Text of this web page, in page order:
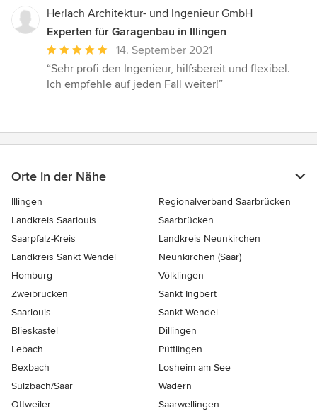
Herlach Architektur- und Ingenieur GmbH
Experten für Garagenbau in Illingen
Durchschnittliche
Bewertung:
5
14. September 2021
“Sehr profi den Ingenieur, hilfsbereit und flexibel.
Ich empfehle auf jeden Fall weiter!”
Orte in der Nähe
Illingen
Regionalverband Saarbrücken
Landkreis Saarlouis
Saarbrücken
Saarpfalz-Kreis
Landkreis Neunkirchen
Landkreis Sankt Wendel
Neunkirchen (Saar)
Homburg
Völklingen
Zweibrücken
Sankt Ingbert
Saarlouis
Sankt Wendel
Blieskastel
Dillingen
Lebach
Püttlingen
Bexbach
Losheim am See
Sulzbach/Saar
Wadern
Ottweiler
Saarwellingen